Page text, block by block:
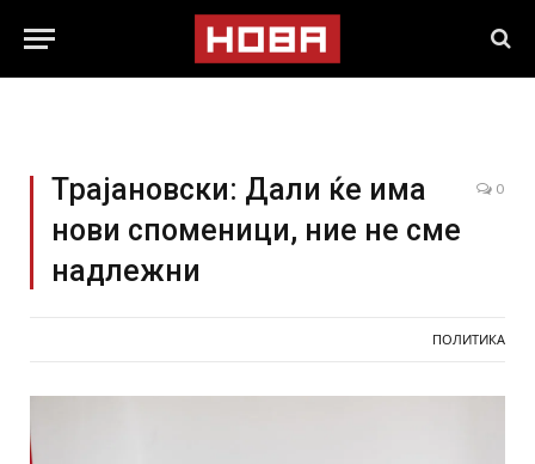
Трајановски: Дали ќе има
нови споменици, ние не сме
надлежни
0
ПОЛИТИКА